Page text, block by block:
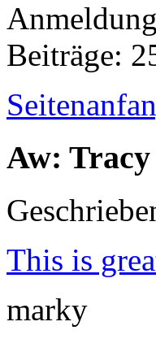
Beiträge:
Aw:
This is
marky